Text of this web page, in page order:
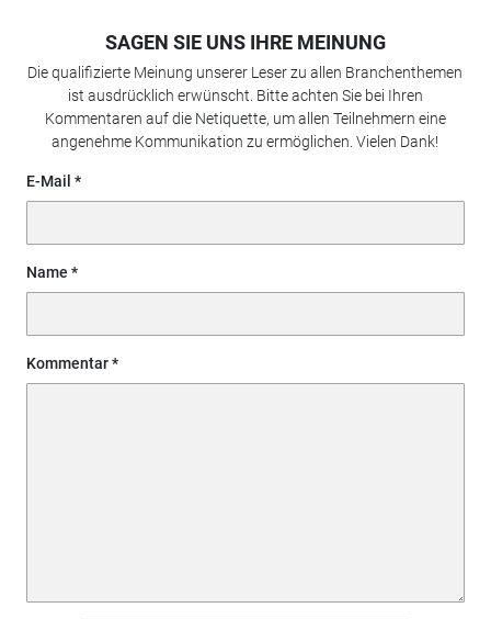
SAGEN SIE UNS IHRE MEINUNG
Die qualifizierte Meinung unserer Leser zu allen Branchenthemen
ist ausdrücklich erwünscht. Bitte achten Sie bei Ihren
Kommentaren auf die Netiquette, um allen Teilnehmern eine
angenehme Kommunikation zu ermöglichen. Vielen Dank!
E-Mail
Name
Kommentar